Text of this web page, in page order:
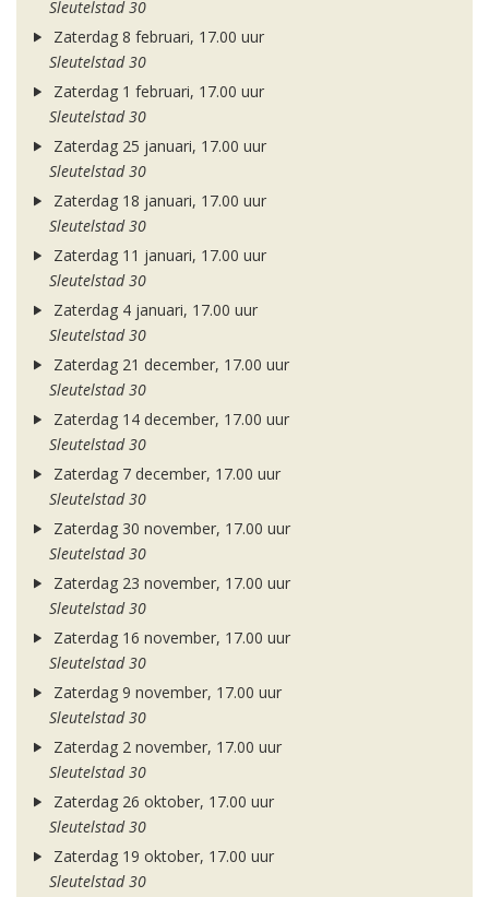
Sleutelstad 30
Zaterdag 8 februari, 17.00 uur
Sleutelstad 30
Zaterdag 1 februari, 17.00 uur
Sleutelstad 30
Zaterdag 25 januari, 17.00 uur
Sleutelstad 30
Zaterdag 18 januari, 17.00 uur
Sleutelstad 30
Zaterdag 11 januari, 17.00 uur
Sleutelstad 30
Zaterdag 4 januari, 17.00 uur
Sleutelstad 30
Zaterdag 21 december, 17.00 uur
Sleutelstad 30
Zaterdag 14 december, 17.00 uur
Sleutelstad 30
Zaterdag 7 december, 17.00 uur
Sleutelstad 30
Zaterdag 30 november, 17.00 uur
Sleutelstad 30
Zaterdag 23 november, 17.00 uur
Sleutelstad 30
Zaterdag 16 november, 17.00 uur
Sleutelstad 30
Zaterdag 9 november, 17.00 uur
Sleutelstad 30
Zaterdag 2 november, 17.00 uur
Sleutelstad 30
Zaterdag 26 oktober, 17.00 uur
Sleutelstad 30
Zaterdag 19 oktober, 17.00 uur
Sleutelstad 30